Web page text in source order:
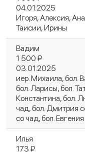
04.01.2025
Игоря, Алексия,
Таисии, Ирины
Вадим
1 500 ₽
03.01.2025
иер. Михаила, бол.
бол. Ларисы, бол.
Константина, бол.
чад, бол. Дмитрия
со чад, бол. Евгения
Илья
173 ₽